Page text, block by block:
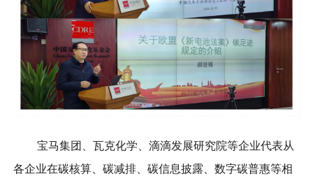
宝马集团、瓦克化学、滴滴发展研究院等企业代表从
各企业在碳核算、碳减排、碳信息披露、数字碳普惠等相